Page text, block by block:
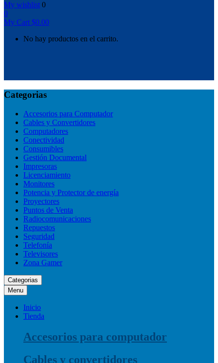
My wishlist 0
0
My Cart $0.00
No hay productos en el carrito.
Categorias
Accesorios para Computador
Cables y Convertidores
Computadores
Conectividad
Consumibles
Gestión Documental
Impresoras
Licenciamiento
Monitores
Potencia y Protector de energía
Proyectores
Puntos de Venta
Radiocomunicaciones
Repuestos
Seguridad
Telefonía
Televisores
Zona Gamer
Categorias
Menu
Inicio
Tienda
Accesorios para computador
Cables y convertidores